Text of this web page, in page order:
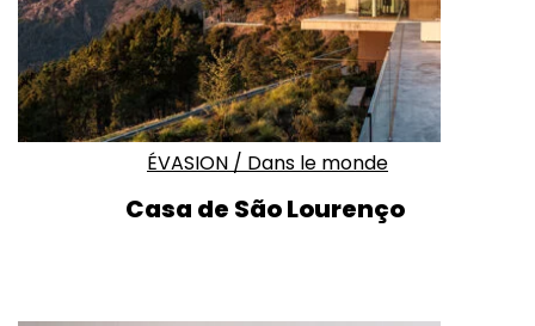
ÉVASION / Dans le monde
Casa de São Lourenço